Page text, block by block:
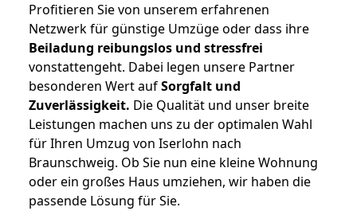
Profitieren Sie von unserem erfahrenen
Netzwerk für günstige Umzüge oder dass ihre
Beiladung reibungslos und stressfrei
vonstattengeht. Dabei legen unsere Partner
besonderen Wert aufSorgfalt und
Zuverlässigkeit. Die Qualität und unser breite
Leistungen machen uns zu der optimalen Wahl
für Ihren Umzug von Iserlohn nach
Braunschweig. Ob Sie nun eine kleine Wohnung
oder ein großes Haus umziehen, wir haben die
passende Lösung für Sie.